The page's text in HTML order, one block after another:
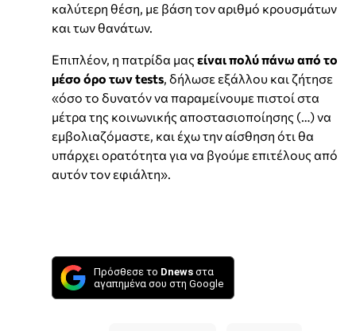
καλύτερη θέση, με βάση τον αριθμό κρουσμάτων
και των θανάτων.
Επιπλέον, η πατρίδα μας είναι πολύ πάνω από το
μέσο όρο των tests, δήλωσε εξάλλου και ζήτησε
«όσο το δυνατόν να παραμείνουμε πιστοί στα
μέτρα της κοινωνικής αποστασιοποίησης (…) να
εμβολιαζόμαστε, και έχω την αίσθηση ότι θα
υπάρχει ορατότητα για να βγούμε επιτέλους από
αυτόν τον εφιάλτη».
Πρόσθεσε το Dnews στα
αγαπημένα σου στη Google